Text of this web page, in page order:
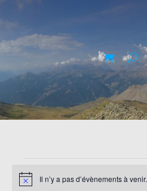
FOR
Notice Il n’y a pas d’évènements à venir.